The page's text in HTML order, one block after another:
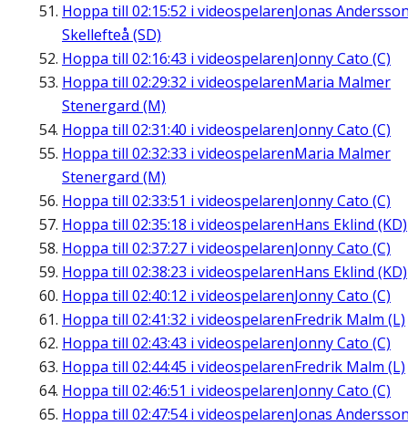
Hoppa till 02:15:52 i videospelarenJonas
Skellefteå (SD)
Hoppa till 02:16:43 i videospelarenJonny Cato (C)
Hoppa till 02:29:32 i videospelarenMaria Malmer
Stenergard (M)
Hoppa till 02:31:40 i videospelarenJonny Cato (C)
Hoppa till 02:32:33 i videospelarenMaria Malmer
Stenergard (M)
Hoppa till 02:33:51 i videospelarenJonny Cato (C)
Hoppa till 02:35:18 i videospelarenHans Eklind (KD)
Hoppa till 02:37:27 i videospelarenJonny Cato (C)
Hoppa till 02:38:23 i videospelarenHans Eklind (KD)
Hoppa till 02:40:12 i videospelarenJonny Cato (C)
Hoppa till 02:41:32 i videospelarenFredrik Malm (L)
Hoppa till 02:43:43 i videospelarenJonny Cato (C)
Hoppa till 02:44:45 i videospelarenFredrik Malm (L)
Hoppa till 02:46:51 i videospelarenJonny Cato (C)
Hoppa till 02:47:54i videospelarenJonas